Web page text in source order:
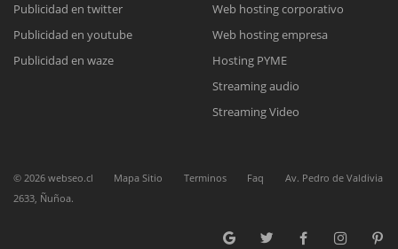
Nuestros ejecutivos le enviarán un correo electrónico con el enlace a
Meet para la reunión online.
Cotización
Chat Online
Todos nuestros ejecutivos están fuera de línea. Complete el formulario
Publicidad en twitter
Publicidad en youtube
Publicidad en waze
Web hosting corporativo
Web hosting empresa
Hosting PYME
Streaming audio
Streaming Video
© 2026 webseo.cl Mapa Sitio Terminos Faq
Av. Pedro de Valdivia
2633, Ñuñoa.